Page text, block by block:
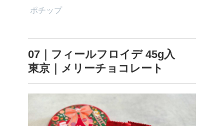
ポチップ
07｜フィールフロイデ 45g入
東京｜メリーチョコレート